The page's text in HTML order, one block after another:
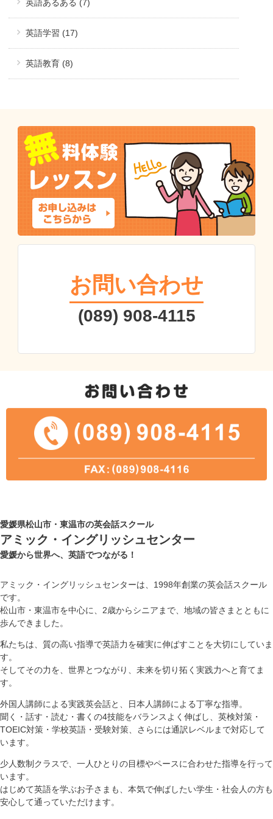
英語あるある (7)
英語学習 (17)
英語教育 (8)
お問い合わせ
(089) 908-4115
愛媛県松山市・東温市の英会話スクール
アミック・イングリッシュセンター
愛媛から世界へ、英語でつながる！
アミック・イングリッシュセンターは、1998年創業の英会話スクール
です。
松山市・東温市を中心に、2歳からシニアまで、地域の皆さまとともに
歩んできました。
私たちは、質の高い指導で英語力を確実に伸ばすことを大切にしていま
す。
そしてその力を、世界とつながり、未来を切り拓く実践力へと育てま
す。
外国人講師による実践英会話と、日本人講師による丁寧な指導。
聞く・話す・読む・書くの4技能をバランスよく伸ばし、英検対策・
TOEIC対策・学校英語・受験対策、さらには通訳レベルまで対応して
います。
少人数制クラスで、一人ひとりの目標やペースに合わせた指導を行って
います。
はじめて英語を学ぶお子さまも、本気で伸ばしたい学生・社会人の方も
安心して通っていただけます。